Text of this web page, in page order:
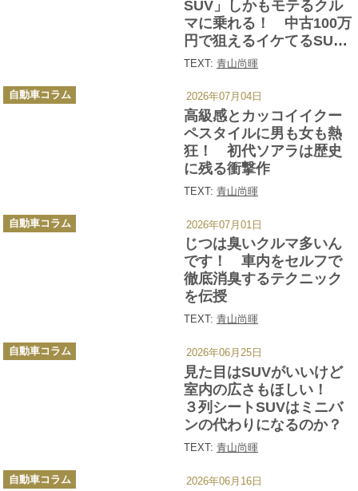
SUV」しかもモテるクル
マに乗れる！ 中古100万
円で狙えるイケてるSUV
を厳選した
TEXT: 青山尚暉
高級感とカッコイイクー
ペスタイルに男も女も熱
狂！ 初代ソアラは歴史
に残る衝撃作
TEXT: 青山尚暉
カ
テ
自動車コラム 2026年07月04日
じつは臭いクルマ多いん
です！ 車内をセルフで
徹底消臭するテクニック
を伝授
TEXT: 青山尚暉
カ
テ
自動車コラム 2026年07月01日
見た目はSUVがいいけど
室内の広さもほしい！
３列シートSUVはミニバ
ンの代わりになるのか？
TEXT: 青山尚暉
カ
テ
自動車コラム 2026年06月25日
カ
テ
自動車コラム 2026年06月16日